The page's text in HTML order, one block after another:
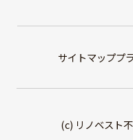
サイトマッププ
(c) リノベスト